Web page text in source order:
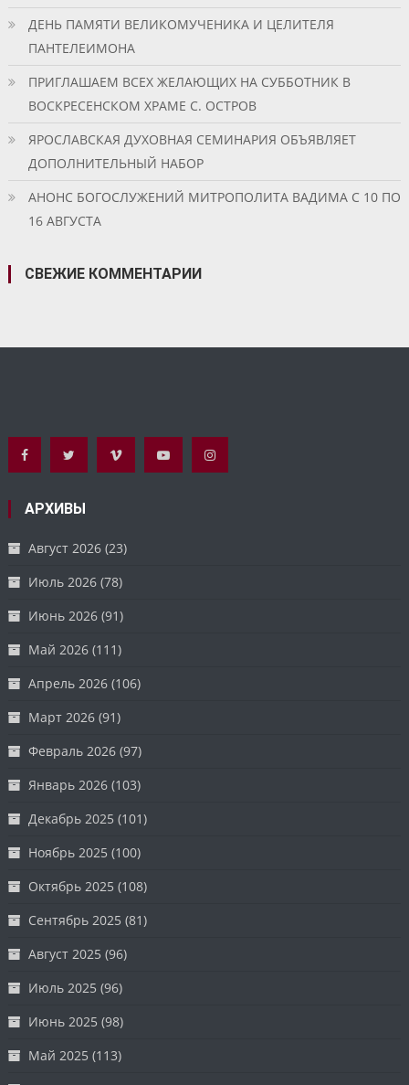
ДЕНЬ ПАМЯТИ ВЕЛИКОМУЧЕНИКА И ЦЕЛИТЕЛЯ
ПАНТЕЛЕИМОНА
ПРИГЛАШАЕМ ВСЕХ ЖЕЛАЮЩИХ НА СУББОТНИК В
ВОСКРЕСЕНСКОМ ХРАМЕ С. ОСТРОВ
ЯРОСЛАВСКАЯ ДУХОВНАЯ СЕМИНАРИЯ ОБЪЯВЛЯЕТ
ДОПОЛНИТЕЛЬНЫЙ НАБОР
АНОНС БОГОСЛУЖЕНИЙ МИТРОПОЛИТА ВАДИМА С 10 ПО
16 АВГУСТА
СВЕЖИЕ КОММЕНТАРИИ
АРХИВЫ
Август 2026 (23)
Июль 2026 (78)
Июнь 2026 (91)
Май 2026 (111)
Апрель 2026 (106)
Март 2026 (91)
Февраль 2026 (97)
Январь 2026 (103)
Декабрь 2025 (101)
Ноябрь 2025 (100)
Октябрь 2025 (108)
Сентябрь 2025 (81)
Август 2025 (96)
Июль 2025 (96)
Июнь 2025 (98)
Май 2025 (113)